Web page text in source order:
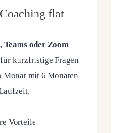
Coaching flat
Teams oder Zoom
kurz­fris­ti­ge Fra­gen
Monat mit 6 Mona­ten
Vor­tei­le